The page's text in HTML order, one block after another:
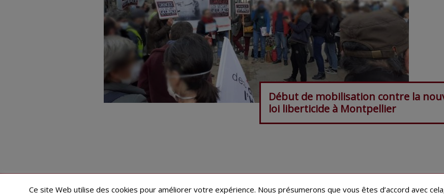
Début de mobilisation contre la
loi liberticide à Montpellier
Restez informé·e des dernières actualités du Poing ! ABONNEZ-VOUS À LA NEWSLETTER
Ce site Web utilise des cookies pour améliorer votre expérience. Nous présumerons que vous êtes d’accord avec